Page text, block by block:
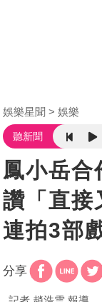
娛樂星聞 娛樂
聽新聞
鳳小岳合
讚「直
連拍3部
分享